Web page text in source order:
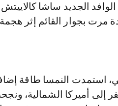
الجديد ساشا
بجوار القائم إثر
استمدت النمسا طاقة
إلى أميركا الشمالية،